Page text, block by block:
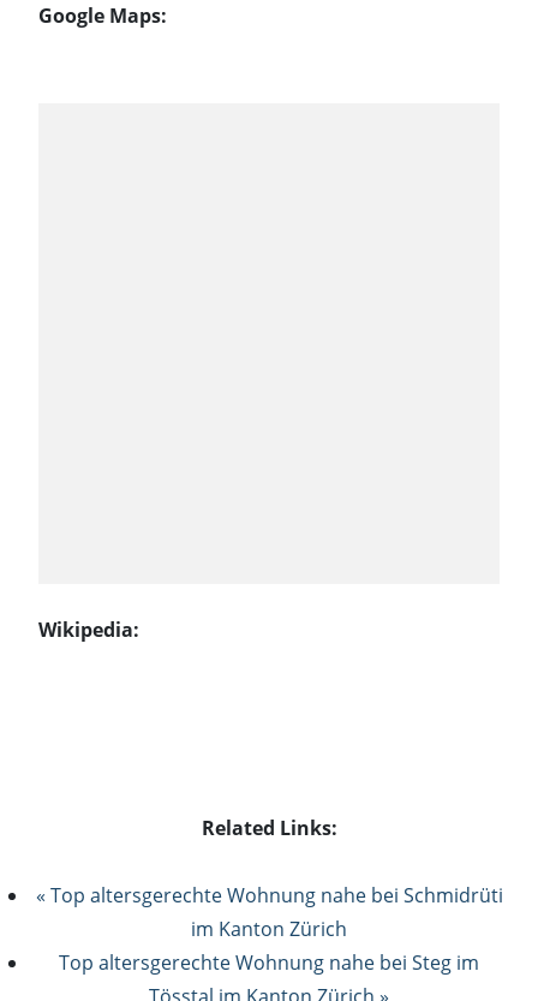
Google Maps:
Wikipedia:
Related Links:
« Top altersgerechte Wohnung nahe bei Schmidrüti
im Kanton Zürich
Top altersgerechte Wohnung nahe bei Steg im